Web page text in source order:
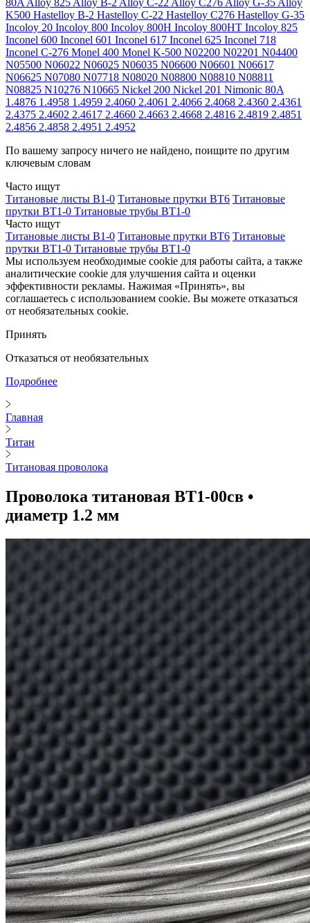
80A Alloy 825 Alloy B-2 Alloy C-22 Alloy C276 Alloy G-35 Alloy
K500 Hastelloy B-2 Hastelloy C-22 Hastelloy C276 Hastelloy G-35
Incoloy 20 Incoloy 800 Incoloy 800H Incoloy 800HT Incoloy 825
Inconel 600 Inconel 601 Inconel 617 Inconel 625 Inconel 718
Inconel C-276 Monel 400 Monel K-500 N02200 N02201 N04400
N05500 N06022 N06025 N06035 N06600 N06601 N06617
N06625 N07080 N07718 N08020 N08800 N08810 N08811
N08825 N10276 N10665 Nickel 200 Nickel 201 Nimonic 80A
1.4876 1.4958 1.4959 2.4060 2.4061 2.4066 2.4068 2.4360 2.4361
2.4375 2.4602 2.4617 2.4660 2.4663 2.4668 2.4816 2.4819 2.4851
2.4856 2.4858 2.4951 2.4952
По вашему запросу ничего не найдено, поищите по другим
ключевым словам
Часто ищут
Титановые листы В1-0 Титановые прутки ВТ6 Титановые
прутки ВТ1-0 Титановые трубы ВТ1-0
Часто ищут
Титановые листы В1-0 Титановые прутки ВТ6 Титановые
прутки ВТ1-0 Титановые трубы ВТ1-0
Мы используем необходимые cookie для работы сайта, а также
аналитические cookie для улучшения сайта и оценки
эффективности рекламы. Нажимая «Принять», вы
соглашаетесь с использованием cookie. Вы можете отказаться
от необязательных cookie.
Принять
Отказаться от необязательных
Подробнее
Главная
Титан
Титановая проволока
Проволока титановая ВТ1-00св •
диаметр 1.2 мм